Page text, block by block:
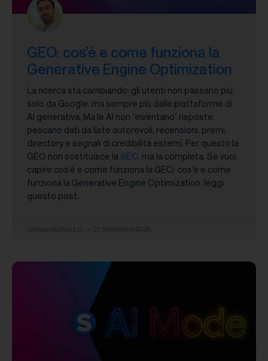
GEO: cos’è e come funziona la
Generative Engine Optimization
La ricerca sta cambiando: gli utenti non passano più
solo da Google, ma sempre più dalle piattaforme di
AI generativa. Ma le AI non “inventano” risposte:
pescano dati da liste autorevoli, recensioni, premi,
directory e segnali di credibilità esterni. Per questo la
GEO non sostituisce la SEO, ma la completa. Se vuoi
capire cos’è e come funziona la GEO: cos’è e come
funziona la Generative Engine Optimization, leggi
questo post.